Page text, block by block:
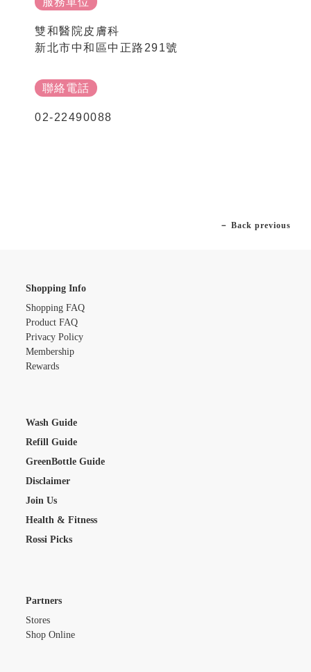
雙和醫院皮膚科
新北市中和區中正路291號
聯絡電話
02-22490088
－ Back previous
Shopping Info
Shopping FAQ
Product FAQ
Privacy Policy
Membership
Rewards
Wash Guide
Refill Guide
GreenBottle Guide
Disclaimer
Join Us
Health & Fitness
Rossi Picks
Partners
Stores
Shop Online